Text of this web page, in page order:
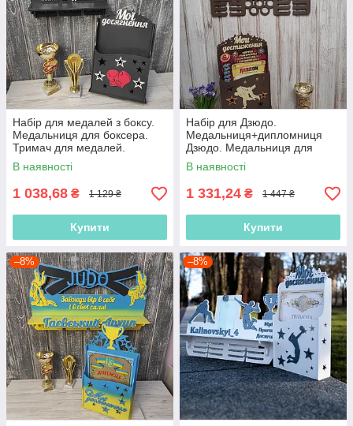
Набір для медалей з боксу.
Медальниця для боксера.
Тримач для медалей.
Медальниця для кікбоксингу
В наявності
1 038,68 ₴ 1 129 ₴
Купити
Набір для Дзюдо.
Медальниця+дипломниця
Дзюдо. Медальниця для
борця. Тримач для медалей.
Вішалка для медалей
В наявності
1 331,24 ₴ 1 447 ₴
Купити
–8% –8%